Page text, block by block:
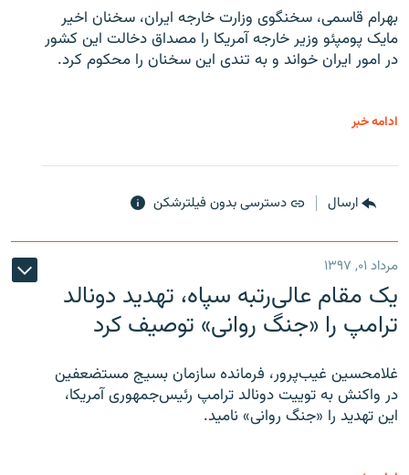
بهرام قاسمی، سخنگوی وزارت خارجه ایران، سخنان اخیر
مایک پومپئو وزیر خارجه آمریکا را مصداق دخالت این کشور
در امور ایران خواند و به تندی این سخنان را محکوم کرد.
ادامه خبر
ارسال دسترسی بدون فیلترشکن
مرداد ۰۱, ۱۳۹۷
یک مقام عالی‌رتبه سپاه، تهدید دونالد
ترامپ را «جنگ روانی» توصیف کرد
غلامحسین غیب‌پرور، فرمانده سازمان بسیج مستضعفین
در واکنش به توییت دونالد ترامپ رئیس‌جمهوری آمریکا،
این تهدید را «جنگ روانی» نامید.